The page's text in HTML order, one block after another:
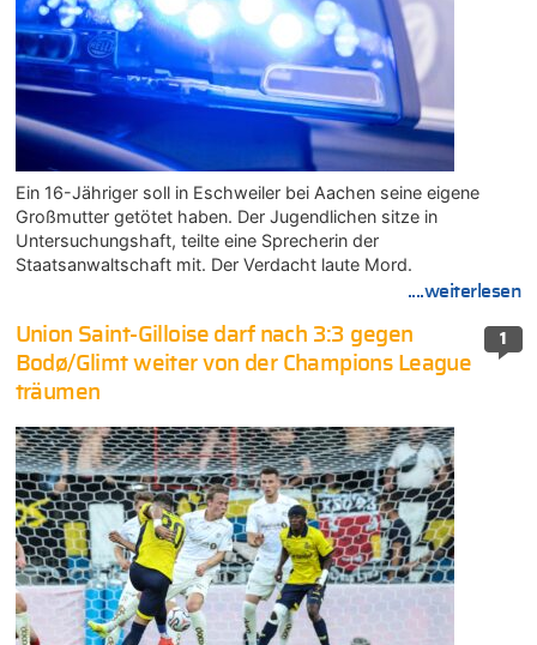
Ein 16-Jähriger soll in Eschweiler bei Aachen seine eigene
Großmutter getötet haben. Der Jugendlichen sitze in
Untersuchungshaft, teilte eine Sprecherin der
Staatsanwaltschaft mit. Der Verdacht laute Mord.
....weiterlesen
1
Union Saint-Gilloise darf nach 3:3 gegen
Bodø/Glimt weiter von der Champions League
träumen